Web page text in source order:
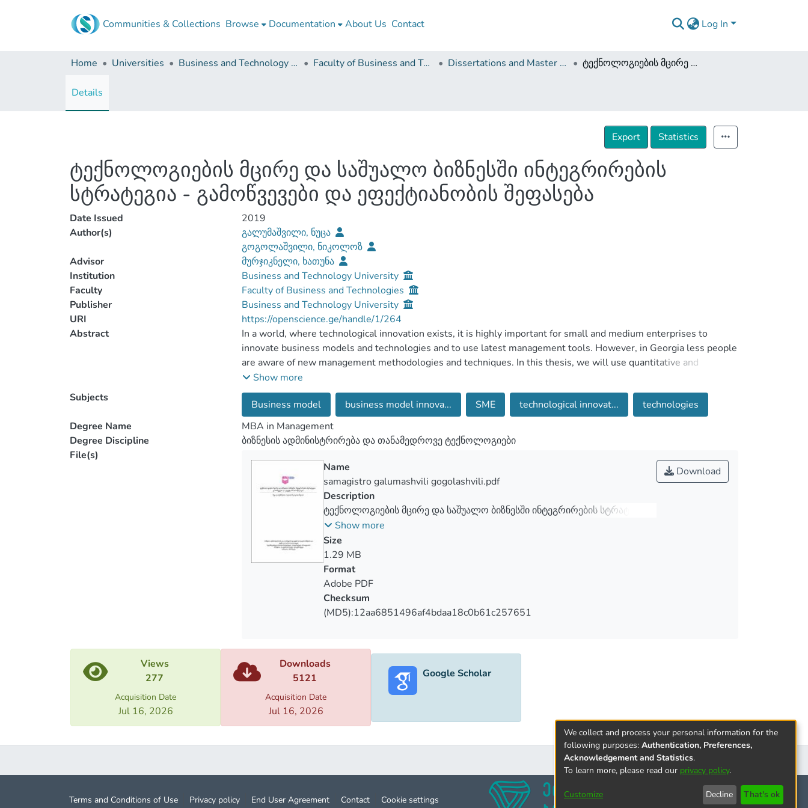
Communities & Collections Browse Documentation About Us Contact Log In
Home Universities Business and Technology University Faculty of Business and Technologies Dissertations and Master Theses ტექნოლოგიების მცირე და საშუალო ბიზნესში ინტეგრირების სტრატეგია - გამოწვევები და ეფექტიანობის შეფასება
Details
Export Statistics
ტექნოლოგიების მცირე და საშუალო ბიზნესში ინტეგრირების
სტრატეგია - გამოწვევები და ეფექტიანობის შეფასება
Date Issued
2019
Author(s)
გალუმაშვილი, ნუცა
გოგოლაშვილი, ნიკოლოზ
Advisor
მურჯიკნელი, ხათუნა
Institution
Business and Technology University
Faculty
Faculty of Business and Technologies
Publisher
Business and Technology University
URI
https://openscience.ge/handle/1/264
Abstract
In a world, where technological innovation exists, it is highly important for small and medium enterprises to
innovate business models and technologies and to use latest management tools. However, in Georgia less people
are aware of new management methodologies and techniques. In this thesis, we will use quantitative and
qualitative research and try to understand, what are the challenges and opportunities for Georgian SME’s in this
regard and what kind of problems do they face while implementing innovative technologies. After consulting with
entrepreneurs, we will see what tools are required to implement modern methodologies in companies, also we
will define the detailed procedures that small and medium entrepreneurs undergo in the process of introduction of
technologies and innovations.
Show more
Subjects
Business model business model innova... SME technological innovat...
technologies
Degree Name
MBA in Management
Degree Discipline
ბიზნესის ადმინისტრირება და თანამედროვე ტექნოლოგიები
File(s)
Download
Name
samagistro galumashvili gogolashvili.pdf
Description
ტექნოლოგიების მცირე და საშუალო ბიზნესში ინტეგრირების სტრატეგია -
გამოწვევები და ეფექტიანობის შეფასება
Show more
Size
1.29 MB
Format
Adobe PDF
Checksum
(MD5):12aa6851496af4bdaa18c0b61c257651
Views
277
Acquisition Date
Jul 16, 2026
Downloads
5121
Acquisition Date
Jul 16, 2026
Google Scholar
Terms and Conditions of Use Privacy policy End User Agreement Contact Cookie settings
We collect and process your personal information for the
following purposes: Authentication, Preferences,
Acknowledgement and Statistics.
To learn more, please read our privacy policy.
Customize Decline That's ok